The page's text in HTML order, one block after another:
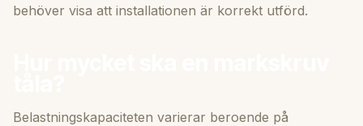
behöver visa att installationen är korrekt utförd.
Belastningskapaciteten varierar beroende på